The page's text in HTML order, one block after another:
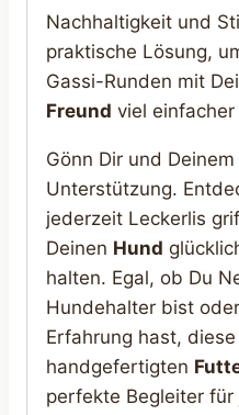
Nachhaltigkeit und
praktische Lösung,
Gassi-Runden mit
Freund viel
Gönn Dir und Deinem
Unterstützung.
jederzeit Leckerlis
Deinen Hund
halten. Egal, ob Du
Hundehalter bist
Erfahrung hast, diese
handgefertigten
perfekte Begleiter